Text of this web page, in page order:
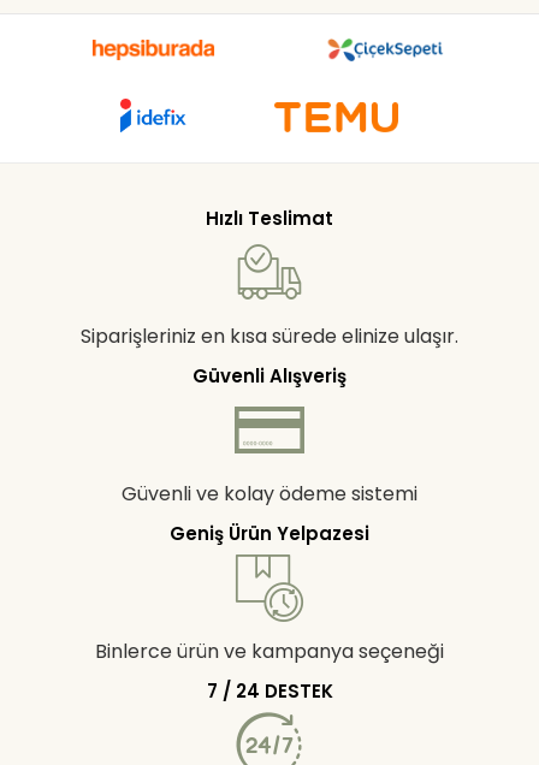
Hızlı Teslimat
Siparişleriniz en kısa sürede elinize ulaşır.
Güvenli Alışveriş
Güvenli ve kolay ödeme sistemi
Geniş Ürün Yelpazesi
Binlerce ürün ve kampanya seçeneği
7 / 24 DESTEK